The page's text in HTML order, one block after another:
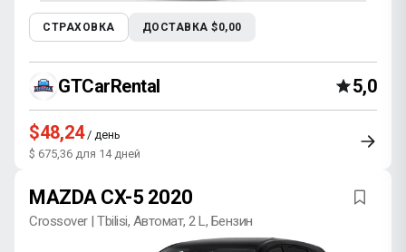
СТРАХОВКА ДОСТАВКА $0,00
GTCarRental 5,0
$48,24/ день
$ 675,36 для 14 дней
MAZDA CX-5 2020
Crossover | Tbilisi, Автомат, 2 L, Бензин